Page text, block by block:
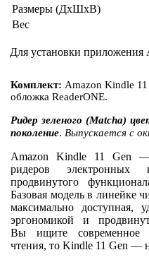
Размеры (ДхШхВ)
Вес
Для установки
Комплект: Amazon Kindle
обложка ReaderONE.
Ридер зеленого (Matcha)
поколение. Выпускается с
Amazon Kindle 11 Gen
ридеров электронных
продвинутого
Базовая модель в линейке
максимально доступная,
эргономикой и
Вы ищите современное
чтения, то Kindle 11 Gen —